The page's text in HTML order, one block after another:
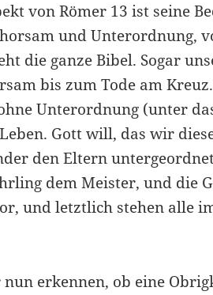
von Römer 13 ist seine
und Unterordnung,
die ganze Bibel. Sogar
bis zum Tode am
Unterordnung (unter
Gott will, das wir
den Eltern
dem Meister, und die
und letztlich stehen alle
erkennen, ob eine